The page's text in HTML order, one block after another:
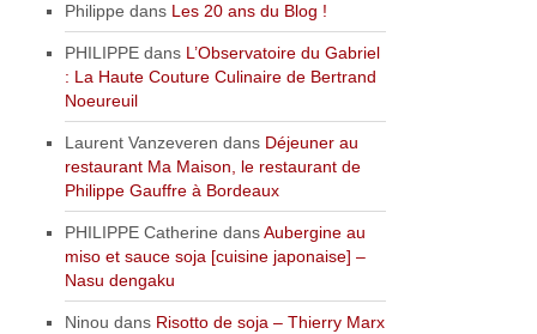
Philippe dans Les 20 ans du Blog !
PHILIPPE dans L’Observatoire du Gabriel
: La Haute Couture Culinaire de Bertrand
Noeureuil
Laurent Vanzeveren dans Déjeuner au
restaurant Ma Maison, le restaurant de
Philippe Gauffre à Bordeaux
PHILIPPE Catherine dansAubergine au
miso et sauce soja [cuisine japonaise] –
Nasu dengaku
Ninou dans Risotto de soja – Thierry Marx